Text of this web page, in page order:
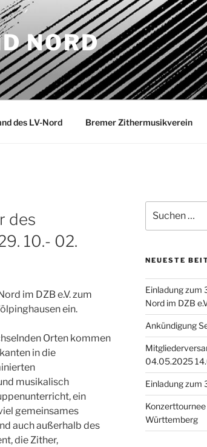
NORD
des LV-Nord Bremer Zithermusikverein
des
10.- 02.
im DZB e.V. zum
ein.
Orten kommen
in die
musikalisch
ein
gemeinsames
auch außerhalb des
die Zither,
nach:
NEUESTE
Einladung zum
Nord im DZB
Ankündigung
04.05.2025
Einladung zum
Württemberg